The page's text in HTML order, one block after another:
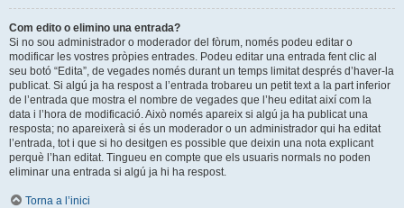
Com edito o elimino una entrada?
Si no sou administrador o moderador del fòrum, només podeu editar o
modificar les vostres pròpies entrades. Podeu editar una entrada fent clic al
seu botó “Edita”, de vegades només durant un temps limitat després d’haver-la
publicat. Si algú ja ha respost a l’entrada trobareu un petit text a la part inferior
de l’entrada que mostra el nombre de vegades que l’heu editat així com la
data i l’hora de modificació. Això només apareix si algú ja ha publicat una
resposta; no apareixerà si és un moderador o un administrador qui ha editat
l’entrada, tot i que si ho desitgen es possible que deixin una nota explicant
perquè l’han editat. Tingueu en compte que els usuaris normals no poden
eliminar una entrada si algú ja hi ha respost.
Torna a l’inici